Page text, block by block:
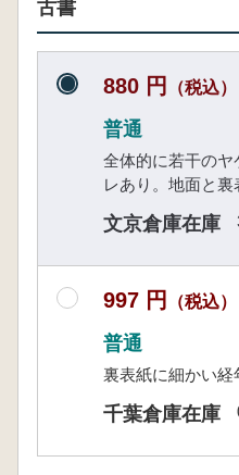
古書
880 円 （税込）
普通
全体的に若干のヤ
レあり。地面と裏
文京倉庫在庫
997 円 （税込）
普通
裏表紙に細かい経
千葉倉庫在庫